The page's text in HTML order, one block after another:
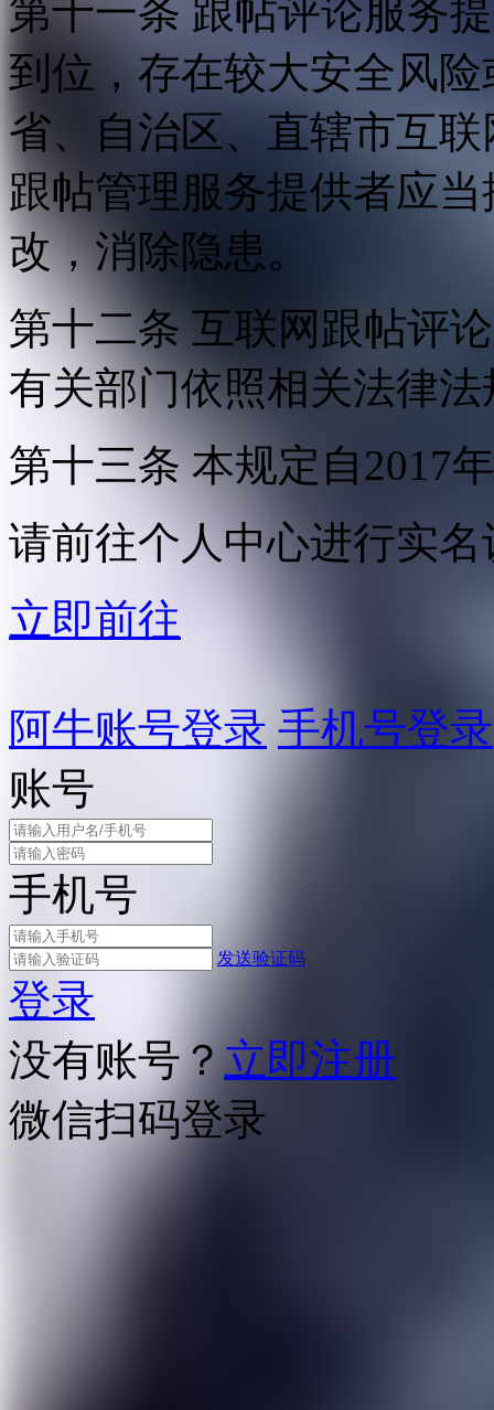
第十一条 跟帖评论服务
到位，存在较大安全风
省、自治区、直辖市互
跟帖管理服务提供者应
改，消除隐患。
第十二条 互联网跟帖评
有关部门依照相关法律
第十三条 本规定自2017
请前往个人中心进行实名
立即前往
阿牛账号登录 手机号登录
账号
手机号
发送验证码
登录
没有账号？ 立即注册
微信扫码登录